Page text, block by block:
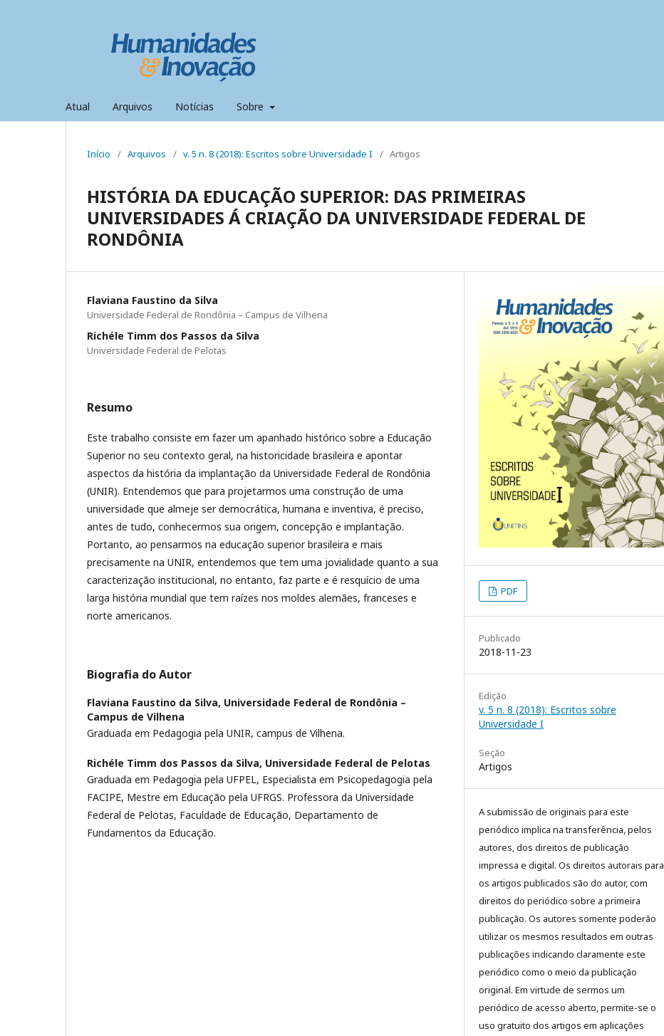
Atual Arquivos Notícias Sobre
Início / Arquivos / v. 5 n. 8 (2018): Escritos sobre Universidade I / Artigos
HISTÓRIA DA EDUCAÇÃO SUPERIOR: DAS PRIMEIRAS
UNIVERSIDADES Á CRIAÇÃO DA UNIVERSIDADE FEDERAL DE
RONDÔNIA
Flaviana Faustino da Silva
Universidade Federal de Rondônia – Campus de Vilhena
Richéle Timm dos Passos da Silva
Universidade Federal de Pelotas
Resumo
Este trabalho consiste em fazer um apanhado histórico sobre a Educação
Superior no seu contexto geral, na historicidade brasileira e apontar
aspectos da história da implantação da Universidade Federal de Rondônia
(UNIR). Entendemos que para projetarmos uma construção de uma
universidade que almeje ser democrática, humana e inventiva, é preciso,
antes de tudo, conhecermos sua origem, concepção e implantação.
Portanto, ao pensarmos na educação superior brasileira e mais
precisamente na UNIR, entendemos que tem uma jovialidade quanto a sua
caracterização institucional, no entanto, faz parte e é resquício de uma
larga história mundial que tem raízes nos moldes alemães, franceses e
norte americanos.
Biografia do Autor
Flaviana Faustino da Silva, Universidade Federal de Rondônia –
Campus de Vilhena
Graduada em Pedagogia pela UNIR, campus de Vilhena.
Richéle Timm dos Passos da Silva, Universidade Federal de Pelotas
Graduada em Pedagogia pela UFPEL, Especialista em Psicopedagogia pela
FACIPE, Mestre em Educação pela UFRGS. Professora da Universidade
Federal de Pelotas, Faculdade de Educação, Departamento de
Fundamentos da Educação.
PDF
Publicado
2018-11-23
Edição
v. 5 n. 8 (2018): Escritos sobre
Universidade I
Seção
Artigos
A submissão de originais para este
periódico implica na transferência, pelos
autores, dos direitos de publicação
impressa e digital. Os direitos autorais para
os artigos publicados são do autor, com
direitos do periódico sobre a primeira
publicação. Os autores somente poderão
utilizar os mesmos resultados em outras
publicações indicando claramente este
periódico como o meio da publicação
original. Em virtude de sermos um
periódico de acesso aberto, permite-se o
uso gratuito dos artigos em aplicações